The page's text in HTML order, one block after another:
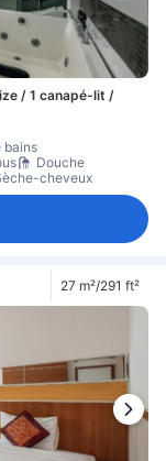
/ 1 canapé-lit /
bains
Douche
cheveux
27 m²/291 ft²